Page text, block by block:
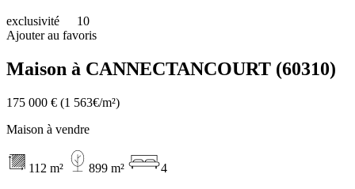
exclusivité
10
Ajouter au favoris
Maison à CANNECTANCOURT (60310)
175 000 € (1 563€/m²)
Maison à vendre
112 m² 899 m²
4